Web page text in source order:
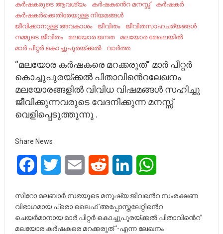
കർഷകരുടെ ആവശ്യം
കർഷകൻെറ മനസ്സ്
കർഷകർ
കർഷകർക്കെതിരേയുള്ള നിയമങ്ങള്‍
ജീവിക്കാനുള്ള അവകാശം
ജീവിതം
ജീവിതസാഹചര്യങ്ങൾ
നമ്മുടെ ജീവിതം
മലയോര ജനത
മലയോര മേഖലയില്‍
മാർ പീറ്റർ കൊച്ചുപുരയ്ക്കൽ
വാർത്ത
“മലയോര കർഷകരെ മറക്കരുത്” മാർ പീറ്റർ
കൊച്ചുപുരയ്ക്കൽ പിതാവിൻെറലേഖനം
മലയോരങ്ങളിൽ വിവിധ വിഷമങ്ങൾ സഹിച്ചു
ജീവിക്കുന്നവരുടെ വേദനിക്കുന്ന മനസ്സ്
വെളിപ്പെടുത്തുന്നു .
Share News
FacebookTwitter Email Reddit LinkedIn
സീറോ മലബാർ സഭയുടെ മനുഷ്യ ജീവൻെറ സംരക്ഷണ
വിഭാഗമായ പ്രൊ ലൈഫ് അപ്പോസ്തലേറ്റിൻെറ
ചെയർമാനായ മാർ പീറ്റർ കൊച്ചുപുരയ്ക്കൽ പിതാവിൻെറ”
മലയോര കർഷകരെ മറക്കരുത് ‘-എന്ന ലേഖനം